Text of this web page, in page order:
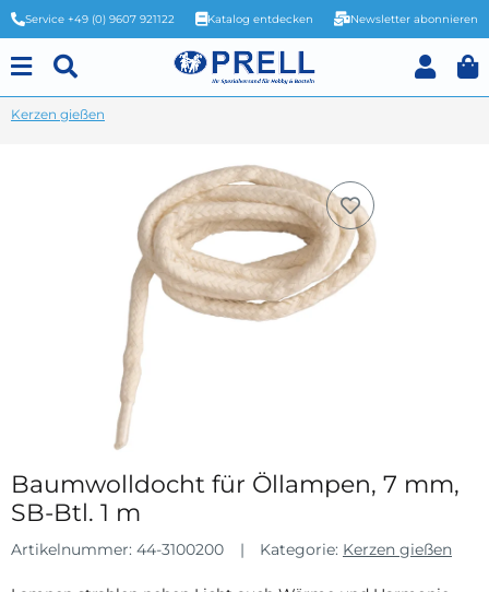
Service +49 (0) 9607 921122 Katalog entdecken Newsletter abonnieren
Kerzen gießen
Baumwolldocht für Öllampen, 7 mm,
SB-Btl. 1 m
Artikelnummer: 44-3100200 Kategorie: Kerzen gießen